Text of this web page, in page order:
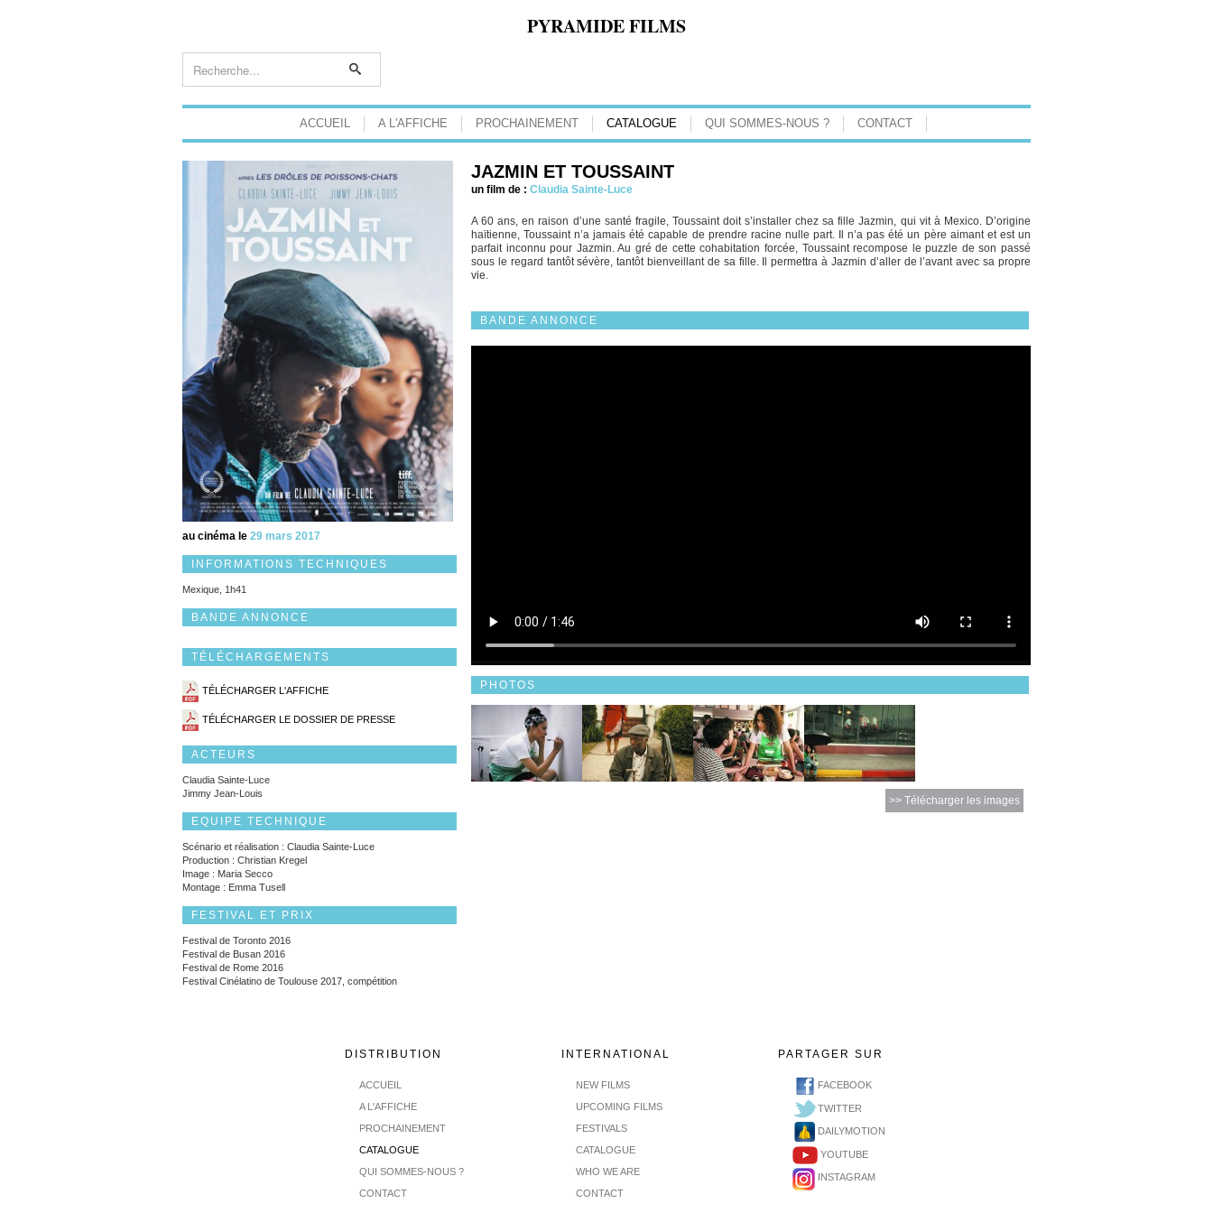
PYRAMIDE FILMS
ACCUEIL A L'AFFICHE PROCHAINEMENT CATALOGUE QUI SOMMES-NOUS ? CONTACT
au cinéma le 29 mars 2017
INFORMATIONS TECHNIQUES
Mexique, 1h41
BANDE ANNONCE
TÉLÉCHARGEMENTS
TÉLÉCHARGER L'AFFICHE
TÉLÉCHARGER LE DOSSIER DE PRESSE
ACTEURS
Claudia Sainte-Luce
Jimmy Jean-Louis
EQUIPE TECHNIQUE
Scénario et réalisation : Claudia Sainte-Luce
Production : Christian Kregel
Image : Maria Secco
Montage : Emma Tusell
FESTIVAL ET PRIX
Festival de Toronto 2016
Festival de Busan 2016
Festival de Rome 2016
Festival Cinélatino de Toulouse 2017, compétition
JAZMIN ET TOUSSAINT
un film de : Claudia Sainte-Luce
A 60 ans, en raison d’une santé fragile, Toussaint doit s’installer chez sa fille Jazmin, qui vit à Mexico. D’origine
haïtienne, Toussaint n’a jamais été capable de prendre racine nulle part. Il n’a pas été un père aimant et est un
parfait inconnu pour Jazmin. Au gré de cette cohabitation forcée, Toussaint recompose le puzzle de son passé
sous le regard tantôt sévère, tantôt bienveillant de sa fille. Il permettra à Jazmin d’aller de l’avant avec sa propre
vie.
BANDE ANNONCE
PHOTOS
>> Télécharger les images
DISTRIBUTION
ACCUEIL
A L'AFFICHE
PROCHAINEMENT
CATALOGUE
QUI SOMMES-NOUS ?
CONTACT
INTERNATIONAL
NEW FILMS
UPCOMING FILMS
FESTIVALS
CATALOGUE
WHO WE ARE
CONTACT
PARTAGER SUR
FACEBOOK
TWITTER
DAILYMOTION
YOUTUBE
INSTAGRAM